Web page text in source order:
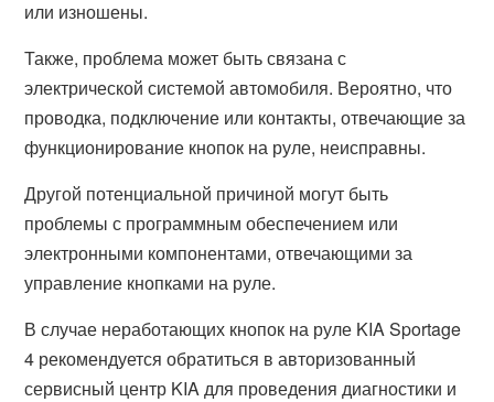
или изношены.
Также, проблема может быть связана с
электрической системой автомобиля. Вероятно, что
проводка, подключение или контакты, отвечающие за
функционирование кнопок на руле, неисправны.
Другой потенциальной причиной могут быть
проблемы с программным обеспечением или
электронными компонентами, отвечающими за
управление кнопками на руле.
В случае неработающих кнопок на руле KIA Sportage
4 рекомендуется обратиться в авторизованный
сервисный центр KIA для проведения диагностики и